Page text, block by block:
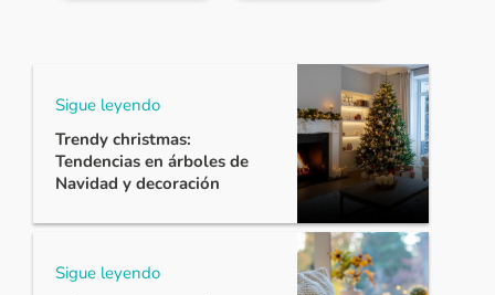
Sigue leyendo
Trendy christmas:
Tendencias en árboles de
Navidad y decoración
Sigue leyendo